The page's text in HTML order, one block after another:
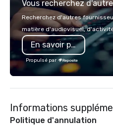
Vous recherchez
Recherchez d'autres
matière d'audiovisuel,
En savoir plus
Propulsé par
Informations
Politique d'annulation